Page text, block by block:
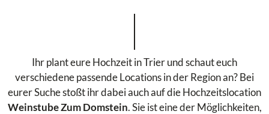
Ihr plant eure Hochzeit in Trier und schaut euch
verschiedene passende Locations in der Region an? Bei
eurer Suche stoßt ihr dabei auch auf die Hochzeitslocation
Weinstube Zum Domstein. Sie ist eine der Möglichkeiten,